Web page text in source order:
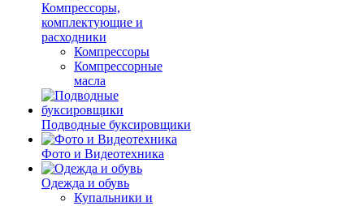
Компрессоры,
комплектующие и
расходники
Компрессоры
Компрессорные
масла
Подводные буксировщики
Фото и Видеотехника
Одежда и обувь
Купальники и